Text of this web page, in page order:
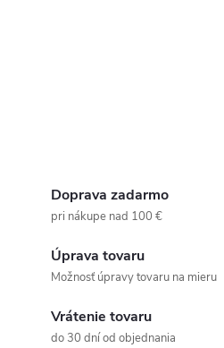
Doprava zadarmo
pri nákupe nad 100 €
Úprava tovaru
Možnosť úpravy tovaru na mieru
Vrátenie tovaru
do 30 dní od objednania